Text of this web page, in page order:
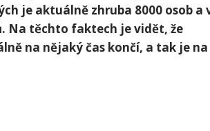
je aktuálně zhruba 8000 osob a
Na těchto faktech je vidět, že
na nějaký čas končí, a tak je na